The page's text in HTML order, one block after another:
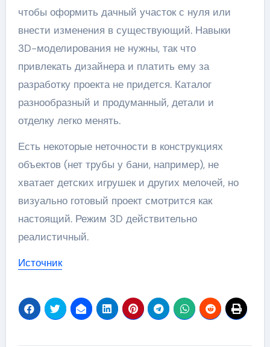
чтобы оформить дачный участок с нуля или
внести изменения в существующий. Навыки
3D-моделирования не нужны, так что
привлекать дизайнера и платить ему за
разработку проекта не придется. Каталог
разнообразный и продуманный, детали и
отделку легко менять.
Есть некоторые неточности в конструкциях
объектов (нет трубы у бани, например), не
хватает детских игрушек и других мелочей, но
визуально готовый проект смотрится как
настоящий. Режим 3D действительно
реалистичный.
Источник